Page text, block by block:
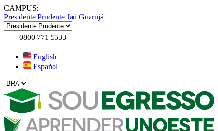
CAMPUS:
Presidente Prudente Jaú Guarujá
0800 771 5533
English
Español